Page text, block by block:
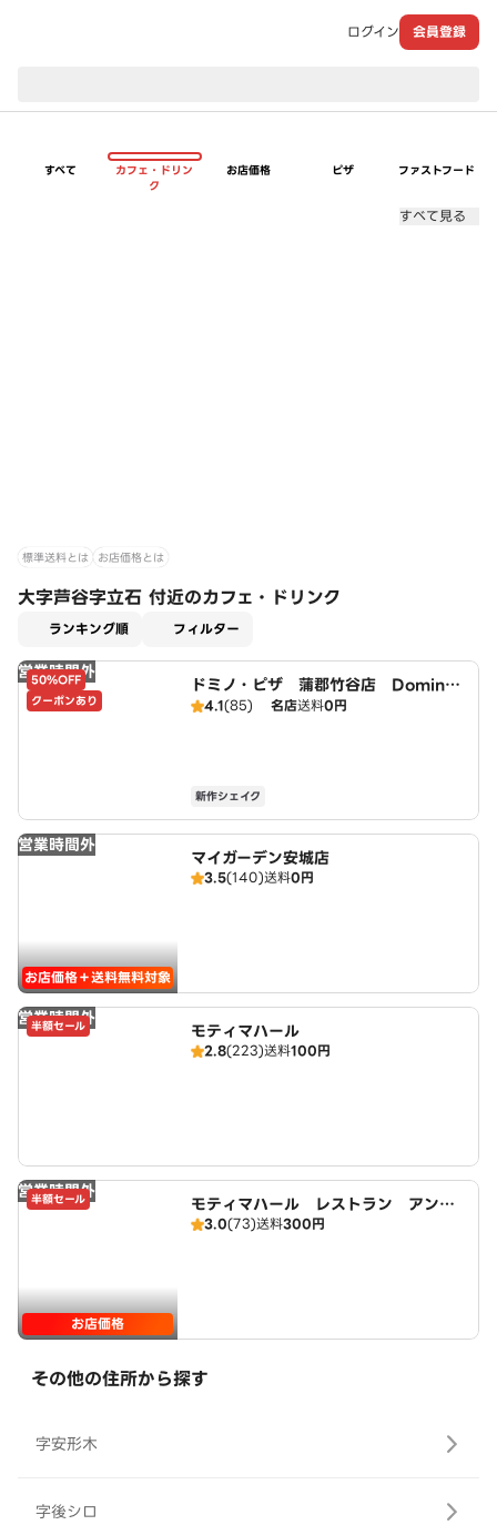
ログイン 会員登録
すべて
カフェ・ドリン
ク
お店価格 ピザ ファストフード
すべて見る
標準送料とは お店価格とは
大字芦谷字立石 付近のカフェ・ドリンク
ランキング順 フィルター
営業時間外
50%OFF
クーポンあり
ドミノ・ピザ 蒲郡竹谷店 Domin
o's4.1(85) 名店送料0円
新作シェイク
営業時間外
お店価格＋送料無料対象
マイガーデン安城店
3.5(140)送料0円
営業時間外
半額セール モティマハール
2.8(223)送料100円
営業時間外
半額セール
お店価格
モティマハール レストラン アンド
バー
3.0(73)送料300円
その他の住所から探す
字安形木
字後シロ